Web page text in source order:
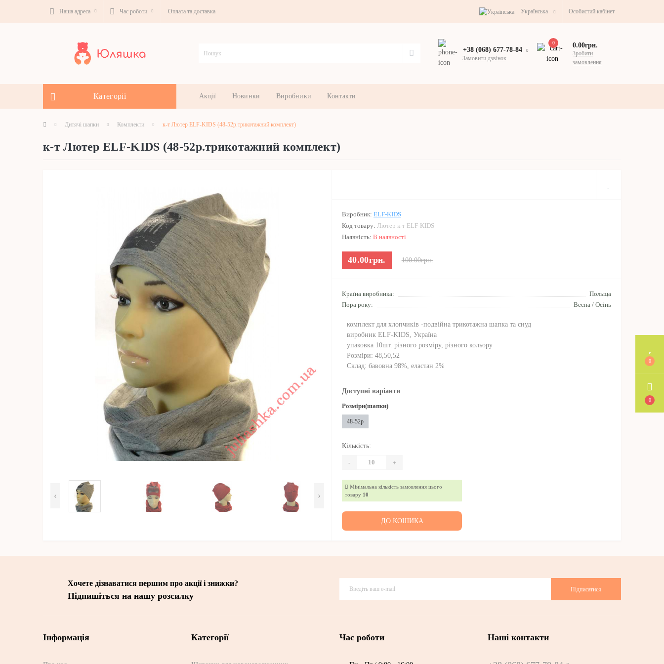
0
0
Наша адреса Час роботи Оплата та доставка Українська Особистий кабінет
+38 (068) 677-78-84
Замовити дзвінок
0 0.00грн.
Зробити
замовлення
Категорії Акції Новинки Виробники Контакти
Дитячі шапки Комплекти к-т Лютер ELF-KIDS (48-52р.трикотажний комплект)
к-т Лютер ELF-KIDS (48-52р.трикотажний комплект)
‹ ›
Виробник: ELF-KIDS
Код товару: Лютер к-т ELF-KIDS
Наявність: В наявності
40.00грн. 100.00грн.
Країна виробника:
Польща
Пора року:
Весна / Осінь
комплект для хлопчиків -подвійна трикотажна шапка та снуд
виробник ELF-KIDS, Україна
упаковка 10шт. різного розміру, різного кольору
Розміри: 48,50,52
Склад: бавовна 98%, еластан 2%
Доступні варіанти
Розміри(шапки)
48-52р
Кількість:
- +
Мінімальна кількість замовлення цього
товару 10
ДО КОШИКА
Хочете дізнаватися першим про акції і знижки?
Підпишіться на нашу розсилку
Підписатися
Інформація Категорії Час роботи Наші контакти